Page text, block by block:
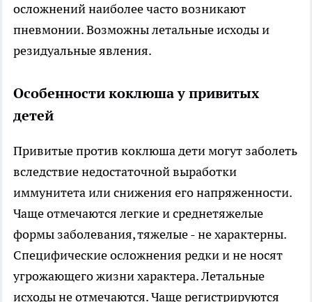
осложнений наиболее часто возникают
пневмонии. Возможны летальные исходы и
резидуальные явления.
Особенности коклюша у привитых
детей
Привитые против коклюша дети могут заболеть
вследствие недостаточной выработки
иммунитета или снижения его напряженности.
Чаще отмечаются легкие и среднетяжелые
формы заболевания, тяжелые - не характерны.
Специфические осложнения редки и не носят
угрожающего жизни характера. Летальные
исходы не отмечаются. Чаще регистрируются